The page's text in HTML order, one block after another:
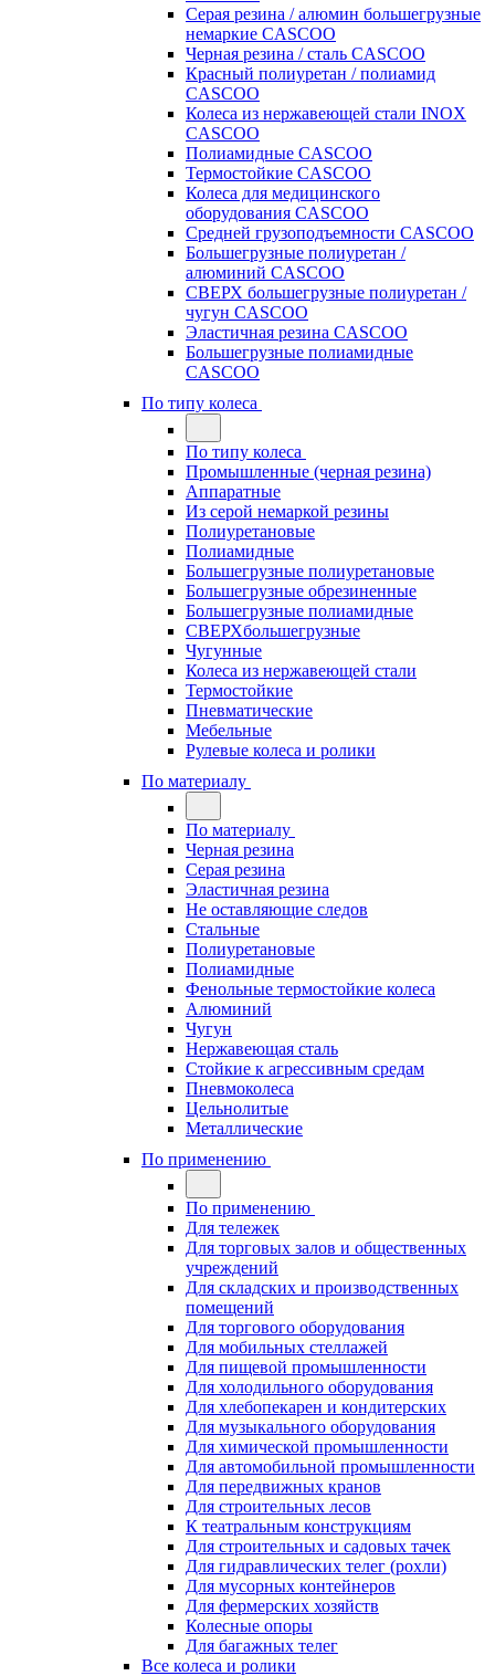
Серая резина / алюмин большегрузные
немаркие CASCOO
Черная резина / сталь CASCOO
Красный полиуретан / полиамид
CASCOO
Колеса из нержавеющей стали INOX
CASCOO
Полиамидные CASCOO
Термостойкие CASCOO
Колеса для медицинского
оборудования CASCOO
Средней грузоподъемности CASCOO
Большегрузные полиуретан /
алюминий CASCOO
СВЕРХ большегрузные полиуретан /
чугун CASCOO
Эластичная резина CASCOO
Большегрузные полиамидные
CASCOO
По типу колеса
По типу колеса
Промышленные (черная резина)
Аппаратные
Из серой немаркой резины
Полиуретановые
Полиамидные
Большегрузные полиуретановые
Большегрузные обрезиненные
Большегрузные полиамидные
СВЕРХбольшегрузные
Чугунные
Колеса из нержавеющей стали
Термостойкие
Пневматические
Мебельные
Рулевые колеса и ролики
По материалу
По материалу
Черная резина
Серая резина
Эластичная резина
Не оставляющие следов
Стальные
Полиуретановые
Полиамидные
Фенольные термостойкие колеса
Алюминий
Чугун
Нержавеющая сталь
Стойкие к агрессивным средам
Пневмоколеса
Цельнолитые
Металлические
По применению
По применению
Для тележек
Для торговых залов и общественных
учреждений
Для складских и производственных
помещений
Для торгового оборудования
Для мобильных стеллажей
Для пищевой промышленности
Для холодильного оборудования
Для хлебопекарен и кондитерских
Для музыкального оборудования
Для химической промышленности
Для автомобильной промышленности
Для передвижных кранов
Для строительных лесов
К театральным конструкциям
Для строительных и садовых тачек
Для гидравлических телег (рохли)
Для мусорных контейнеров
Для фермерских хозяйств
Колесные опоры
Для багажных телег
Все колеса и ролики